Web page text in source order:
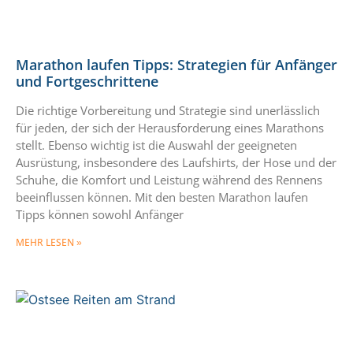
Marathon laufen Tipps: Strategien für Anfänger
und Fortgeschrittene
Die richtige Vorbereitung und Strategie sind unerlässlich
für jeden, der sich der Herausforderung eines Marathons
stellt. Ebenso wichtig ist die Auswahl der geeigneten
Ausrüstung, insbesondere des Laufshirts, der Hose und der
Schuhe, die Komfort und Leistung während des Rennens
beeinflussen können. Mit den besten Marathon laufen
Tipps können sowohl Anfänger
MEHR LESEN »